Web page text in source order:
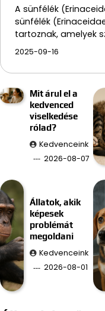
A sünfélék
sünfélék
tartoznak, amelyek
2025-09-16
Mit árul el a
kedvenced
viselkedése
rólad?
Kedvenceink
2026-08-07
Állatok, akik
képesek
problémát
megoldani
Kedvenceink
2026-08-01